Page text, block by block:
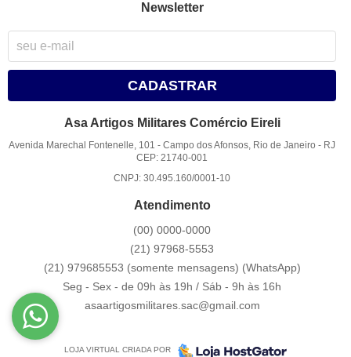
Newsletter
CADASTRAR
Asa Artigos Militares Comércio Eireli
Avenida Marechal Fontenelle, 101 -Campo dos Afonsos, Rio de Janeiro - RJ
CEP: 21740-001
CNPJ: 30.495.160/0001-10
Atendimento
(00) 0000-0000
(21) 97968-5553
(21) 979685553 (somente mensagens) (WhatsApp)
Seg - Sex - de 09h às 19h / Sáb - 9h às 16h
asaartigosmilitares.sac@gmail.com
LOJA VIRTUAL CRIADA POR